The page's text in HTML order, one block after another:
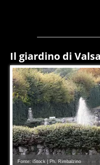
Il giardino di
Fonte: iStock | Ph. Rimbalzino